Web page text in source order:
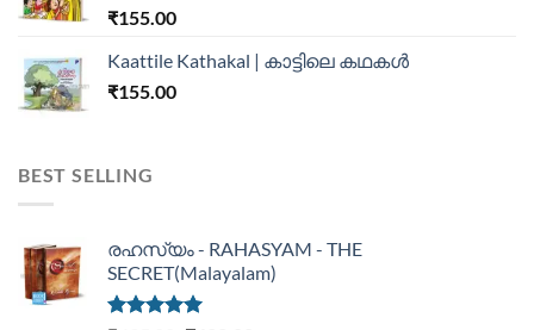
₹155.00
Kaattile Kathakal | കാട്ടിലെ കഥകള്‍
₹155.00
BEST SELLING
രഹസ്യം - RAHASYAM - THE
SECRET(Malayalam)